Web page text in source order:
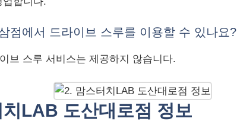
점에서 드라이브 스루를 이용할 수 있나요?
브 스루 서비스는 제공하지 않습니다.
LAB 도산대로점 정보